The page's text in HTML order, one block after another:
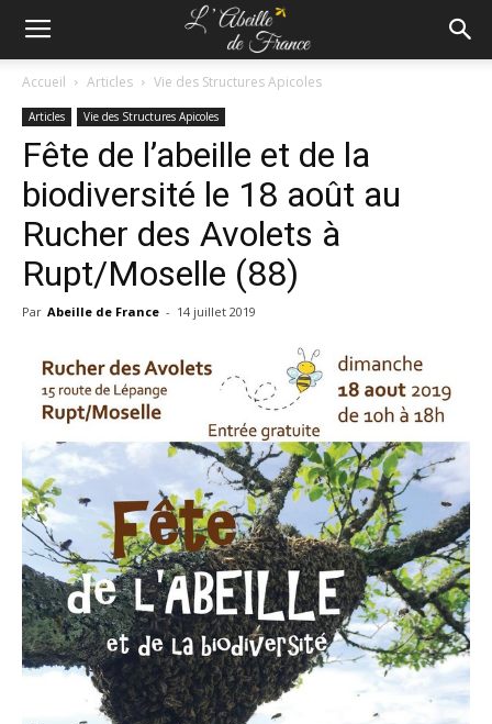
Accueil Articles Vie des Structures Apicoles
Articles Vie des Structures Apicoles
Fête de l’abeille et de la
biodiversité le 18 août au
Rucher des Avolets à
Rupt/Moselle (88)
Par Abeille de France - 14 juillet 2019